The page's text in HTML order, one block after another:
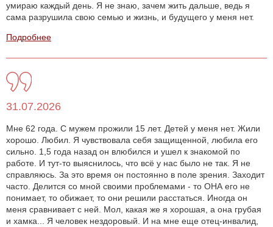
умираю каждый день. Я не знаю, зачем жить дальше, ведь я
сама разрушила свою семью и жизнь, и будущего у меня нет.
Подробнее
31.07.2026
Мне 62 года. С мужем прожили 15 лет. Детей у меня нет. Жили
хорошо. Любил. Я чувствовала себя защищенной, любила его
сильно. 1,5 года назад он влюбился и ушел к знакомой по
работе. И тут-то выяснилось, что всё у нас было не так. Я не
справляюсь. За это время он постоянно в поле зрения. Заходит
часто. Делится со мной своими проблемами - то ОНА его не
понимает, то обижает, то они решили расстаться. Иногда он
меня сравнивает с ней. Мол, какая же я хорошая, а она грубая
и хамка... Я человек нездоровый. И на мне еще отец-инвалид,